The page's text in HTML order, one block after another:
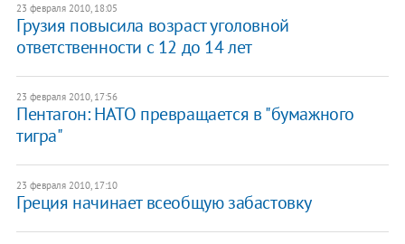
23 февраля 2010, 18:05
Грузия повысила возраст уголовной
ответственности с 12 до 14 лет
23 февраля 2010, 17:56
Пентагон: НАТО превращается в "бумажного
тигра"
23 февраля 2010, 17:10
Греция начинает всеобщую забастовку